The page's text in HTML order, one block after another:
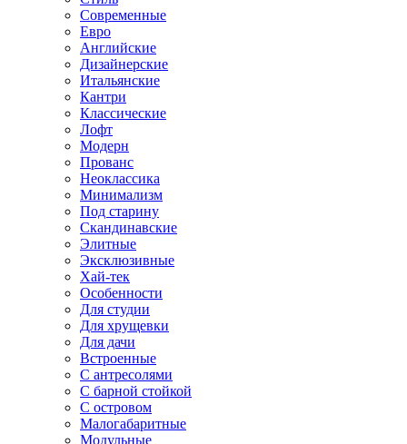
Современные
Евро
Английские
Дизайнерские
Итальянские
Кантри
Классические
Лофт
Модерн
Прованс
Неоклассика
Минимализм
Под старину
Скандинавские
Элитные
Эксклюзивные
Хай-тек
Особенности
Для студии
Для хрущевки
Для дачи
Встроенные
С антресолями
С барной стойкой
С островом
Малогабаритные
Модульные